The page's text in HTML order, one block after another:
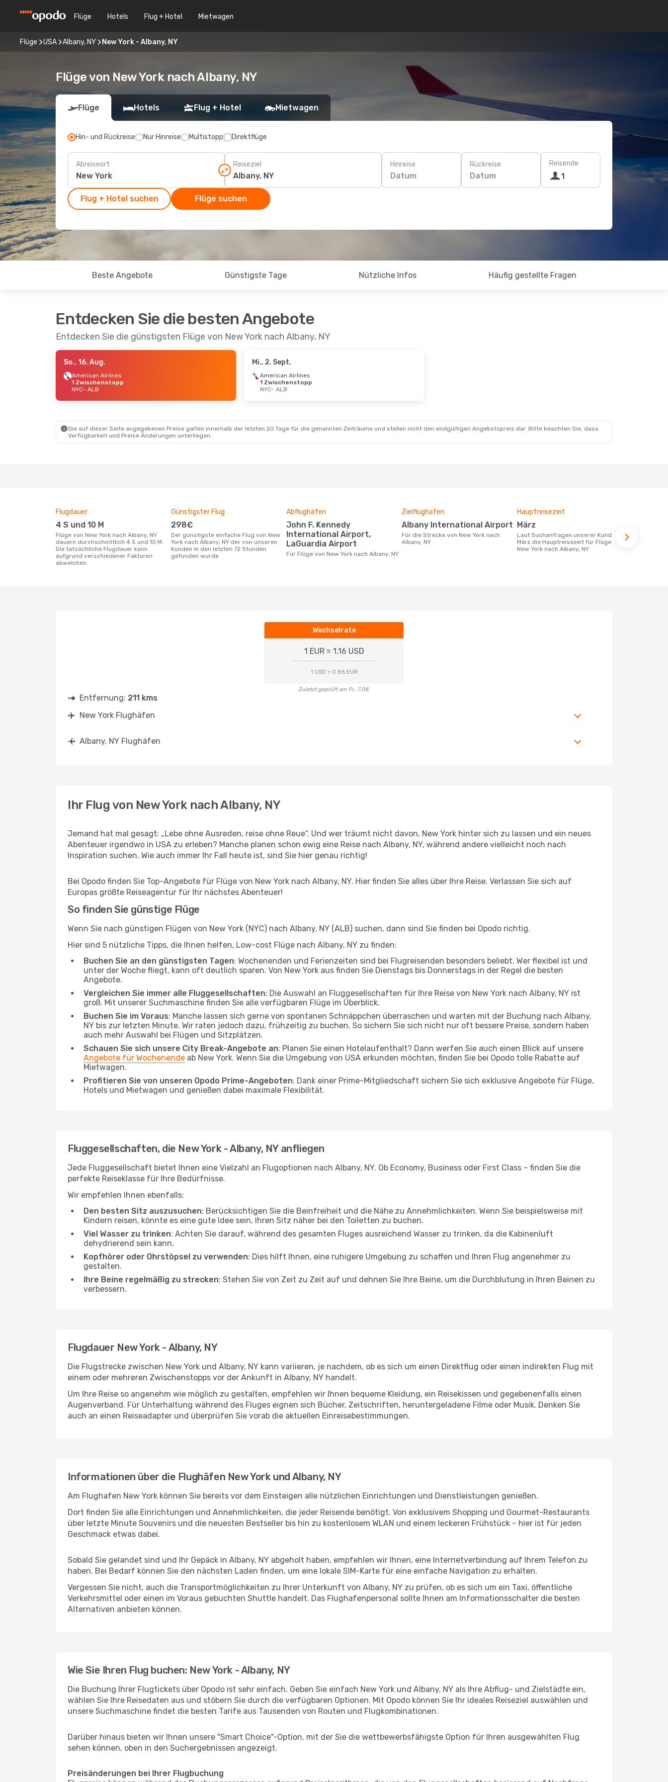
Flüge Hotels Flug + Hotel Mietwagen
Flüge USA Albany, NY New York - Albany, NY
Flüge von New York nach Albany, NY
Flüge Hotels Flug + Hotel Mietwagen
Hin- und Rückreise Nur Hinreise Multistopp Direktflüge
Abreiseort Reiseziel Hinreise
Datum
Rückreise
Datum
Reisende
1
Flug + Hotel suchen Flüge suchen
Beste Angebote Günstigste Tage Nützliche Infos Häufig gestellte Fragen
Entdecken Sie die besten Angebote
Entdecken Sie die günstigsten Flüge von New York nach Albany, NY
So., 16. Aug.
American Airlines
1 Zwischenstopp
NYC- ALB
Mi., 2. Sept.
American Airlines
1 Zwischenstopp
NYC- ALB
Die auf dieser Seite angegebenen Preise galten innerhalb der letzten 20 Tage für die genannten Zeiträume und stellen nicht den endgültigen Angebotspreis dar. Bitte beachten Sie, dass
Verfügbarkeit und Preise Änderungen unterliegen.
Flugdauer
4 S und 10 M
Flüge von New York nach Albany, NY
dauern durchschnittlich 4 S und 10 M.
Die tatsächliche Flugdauer kann
aufgrund verschiedener Faktoren
abweichen.
Günstigster Flug
298€
Der günstigste einfache Flug von New
York nach Albany, NY der von unseren
Kunden in den letzten 72 Stunden
gefunden wurde
Abflughäfen
John F. Kennedy
International Airport,
LaGuardia Airport
Für Flüge von New York nach Albany, NY
Zielflughafen
Albany International Airport
Für die Strecke von New York nach
Albany, NY
Hauptreisezeit
März
Laut Suchanfragen unserer Kunden ist
März die Hauptreisezeit für Flüge von
New York nach Albany, NY
Wechselrate
1 EUR = 1.16 USD
1 USD = 0.86 EUR
Zuletzt geprüft am Fr., 7.08.
Entfernung: 211 kms
New York Flughäfen
Albany, NY Flughäfen
Ihr Flug von New York nach Albany, NY
Jemand hat mal gesagt: „Lebe ohne Ausreden, reise ohne Reue“. Und wer träumt nicht davon, New York hinter sich zu lassen und ein neues
Abenteuer irgendwo in USA zu erleben? Manche planen schon ewig eine Reise nach Albany, NY, während andere vielleicht noch nach
Inspiration suchen. Wie auch immer Ihr Fall heute ist, sind Sie hier genau richtig!
Bei Opodo finden Sie Top-Angebote für Flüge von New York nach Albany, NY. Hier finden Sie alles über Ihre Reise. Verlassen Sie sich auf
Europas größte Reiseagentur für Ihr nächstes Abenteuer!
So finden Sie günstige Flüge
Wenn Sie nach günstigen Flügen von New York (NYC) nach Albany, NY (ALB) suchen, dann sind Sie finden bei Opodo richtig.
Hier sind 5 nützliche Tipps, die Ihnen helfen, Low-cost Flüge nach Albany, NY zu finden:
Buchen Sie an den günstigsten Tagen: Wochenenden und Ferienzeiten sind bei Flugreisenden besonders beliebt. Wer flexibel ist und
unter der Woche fliegt, kann oft deutlich sparen. Von New York aus finden Sie Dienstags bis Donnerstags in der Regel die besten
Angebote.
Vergleichen Sie immer alle Fluggesellschaften: Die Auswahl an Fluggesellschaften für Ihre Reise von New York nach Albany, NY ist
groß. Mit unserer Suchmaschine finden Sie alle verfügbaren Flüge im Überblick.
Buchen Sie im Voraus: Manche lassen sich gerne von spontanen Schnäppchen überraschen und warten mit der Buchung nach Albany,
NY bis zur letzten Minute. Wir raten jedoch dazu, frühzeitig zu buchen. So sichern Sie sich nicht nur oft bessere Preise, sondern haben
auch mehr Auswahl bei Flügen und Sitzplätzen.
Schauen Sie sich unsere City Break-Angebote an: Planen Sie einen Hotelaufenthalt? Dann werfen Sie auch einen Blick auf unsere
Angebote für Wochenende ab New York. Wenn Sie die Umgebung von USA erkunden möchten, finden Sie bei Opodo tolle Rabatte auf
Mietwagen.
Profitieren Sie von unseren Opodo Prime-Angeboten: Dank einer Prime-Mitgliedschaft sichern Sie sich exklusive Angebote für Flüge,
Hotels und Mietwagen und genießen dabei maximale Flexibilität.
Fluggesellschaften, die New York - Albany, NY anfliegen
Jede Fluggesellschaft bietet Ihnen eine Vielzahl an Flugoptionen nach Albany, NY. Ob Economy, Business oder First Class – finden Sie die
perfekte Reiseklasse für Ihre Bedürfnisse.
Wir empfehlen Ihnen ebenfalls:
Den besten Sitz auszusuchen: Berücksichtigen Sie die Beinfreiheit und die Nähe zu Annehmlichkeiten. Wenn Sie beispielsweise mit
Kindern reisen, könnte es eine gute Idee sein, Ihren Sitz näher bei den Toiletten zu buchen.
Viel Wasser zu trinken: Achten Sie darauf, während des gesamten Fluges ausreichend Wasser zu trinken, da die Kabinenluft
dehydrierend sein kann.
Kopfhörer oder Ohrstöpsel zu verwenden: Dies hilft Ihnen, eine ruhigere Umgebung zu schaffen und Ihren Flug angenehmer zu
gestalten.
Ihre Beine regelmäßig zu strecken: Stehen Sie von Zeit zu Zeit auf und dehnen Sie Ihre Beine, um die Durchblutung in Ihren Beinen zu
verbessern.
Flugdauer New York - Albany, NY
Die Flugstrecke zwischen New York und Albany, NY kann variieren, je nachdem, ob es sich um einen Direktflug oder einen indirekten Flug mit
einem oder mehreren Zwischenstopps vor der Ankunft in Albany, NY handelt.
Um Ihre Reise so angenehm wie möglich zu gestalten, empfehlen wir Ihnen bequeme Kleidung, ein Reisekissen und gegebenenfalls einen
Augenverband. Für Unterhaltung während des Fluges eignen sich Bücher, Zeitschriften, heruntergeladene Filme oder Musik. Denken Sie
auch an einen Reiseadapter und überprüfen Sie vorab die aktuellen Einreisebestimmungen.
Informationen über die Flughäfen New York und Albany, NY
Am Flughafen New York können Sie bereits vor dem Einsteigen alle nützlichen Einrichtungen und Dienstleistungen genießen.
Dort finden Sie alle Einrichtungen und Annehmlichkeiten, die jeder Reisende benötigt. Von exklusivem Shopping und Gourmet-Restaurants
über letzte Minute Souvenirs und die neuesten Bestseller bis hin zu kostenlosem WLAN und einem leckeren Frühstück – hier ist für jeden
Geschmack etwas dabei.
Sobald Sie gelandet sind und Ihr Gepäck in Albany, NY abgeholt haben, empfehlen wir Ihnen, eine Internetverbindung auf Ihrem Telefon zu
haben. Bei Bedarf können Sie den nächsten Laden finden, um eine lokale SIM-Karte für eine einfache Navigation zu erhalten.
Vergessen Sie nicht, auch die Transportmöglichkeiten zu Ihrer Unterkunft von Albany, NY zu prüfen, ob es sich um ein Taxi, öffentliche
Verkehrsmittel oder einen im Voraus gebuchten Shuttle handelt. Das Flughafenpersonal sollte Ihnen am Informationsschalter die besten
Alternativen anbieten können.
Wie Sie Ihren Flug buchen: New York - Albany, NY
Die Buchung Ihrer Flugtickets über Opodo ist sehr einfach. Geben Sie einfach New York und Albany, NY als Ihre Abflug- und Zielstädte ein,
wählen Sie Ihre Reisedaten aus und stöbern Sie durch die verfügbaren Optionen. Mit Opodo können Sie Ihr ideales Reiseziel auswählen und
unsere Suchmaschine findet die besten Tarife aus Tausenden von Routen und Flugkombinationen.
Darüber hinaus bieten wir Ihnen unsere "Smart Choice"-Option, mit der Sie die wettbewerbsfähigste Option für Ihren ausgewählten Flug
sehen können, oben in den Suchergebnissen angezeigt.
Preisänderungen bei Ihrer Flugbuchung